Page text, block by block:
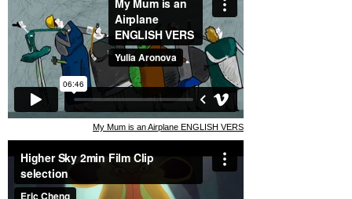
My Mum is an Airplane ENGLISH VERS